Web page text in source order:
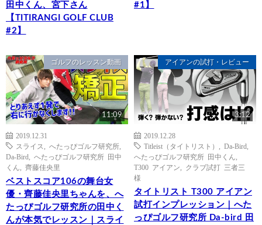
田中くん、宮下さん
【TITIRANGI GOLF CLUB
#2】
#1】
ゴルフのレッスン動画
11:09
2019.12.31
スライス
へたっぴゴルフ研究所
Da-Bird
へたっぴゴルフ研究所 田中
くん
齊藤佳央里
ベストスコア106の舞台女
優・齊藤佳央里ちゃんを、へ
たっぴゴルフ研究所の田中く
んが本気でレッスン｜スライ
アイアンの試打・レビュー
3:12
2019.12.28
Titleist（タイトリスト）
Da-Bird
へたっぴゴルフ研究所 田中くん
T300 アイアン
クラブ試打 三者三
様
タイトリスト T300 アイアン
試打インプレッション｜へた
っぴゴルフ研究所 Da-bird 田